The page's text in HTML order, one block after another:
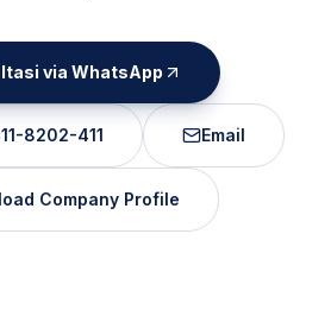
via WhatsApp
8202-411 Email
Company Profile